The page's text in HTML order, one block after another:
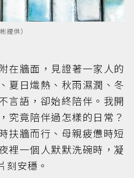
提供）
在牆面，見證著一家人的
夏日熾熱、秋雨濕潤、冬
言語，卻始終陪伴。我開
究竟陪伴過怎樣的日常？
扶牆而行、母親疲憊時短
裡一個人默默洗碗時，凝
刻安穩。